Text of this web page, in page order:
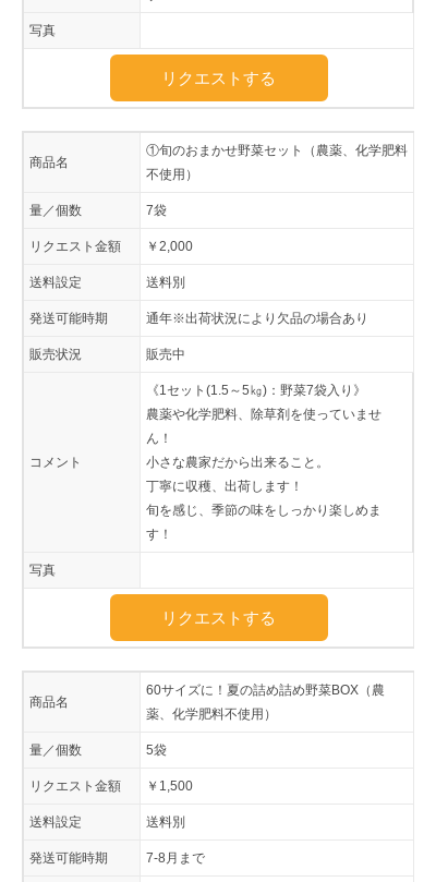
写真
リクエストする
商品名
①旬のおまかせ野菜セット（農薬、化学肥料
不使用）
量／個数 7袋
リクエスト金額 ￥2,000
送料設定 送料別
発送可能時期 通年※出荷状況により欠品の場合あり
販売状況 販売中
コメント
《1セット(1.5～5㎏)：野菜7袋入り》
農薬や化学肥料、除草剤を使っていませ
ん！
小さな農家だから出来ること。
丁寧に収穫、出荷します！
旬を感じ、季節の味をしっかり楽しめま
す！
写真
リクエストする
商品名
60サイズに！夏の詰め詰め野菜BOX（農
薬、化学肥料不使用）
量／個数 5袋
リクエスト金額 ￥1,500
送料設定 送料別
発送可能時期 7-8月まで